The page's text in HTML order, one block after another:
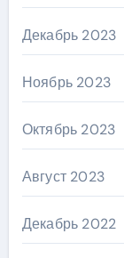
Декабрь 2023
Ноябрь 2023
Октябрь 2023
Август 2023
Декабрь 2022